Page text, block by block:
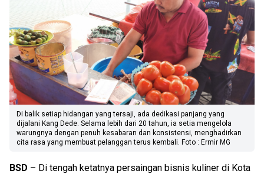
Di balik setiap hidangan yang tersaji, ada dedikasi panjang yang
dijalani Kang Dede. Selama lebih dari 20 tahun, ia setia mengelola
warungnya dengan penuh kesabaran dan konsistensi, menghadirkan
cita rasa yang membuat pelanggan terus kembali. Foto : Ermir MG
BSD – Di tengah ketatnya persaingan bisnis kuliner di Kota